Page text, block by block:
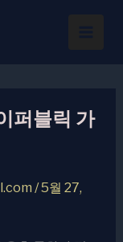
퍼블릭 가
/5월 27,